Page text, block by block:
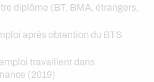
diplôme (BT, BMA, étrangers,
après obtention du BTS
travaillent dans
(2019)